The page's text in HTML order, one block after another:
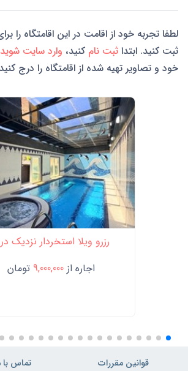
لطفا تجربه خود از اقامت در این اقامتگاه را
ثبت کنید. ابتدا ثبت نام کنید، وارد سایت شوید
خود و تصاویر تهیه شده از اقامتگاه را درج
رزرو ویلا استخردار نزدیک
اجاره از 9,000,000 تومان
قوانین مقررات
تماس با